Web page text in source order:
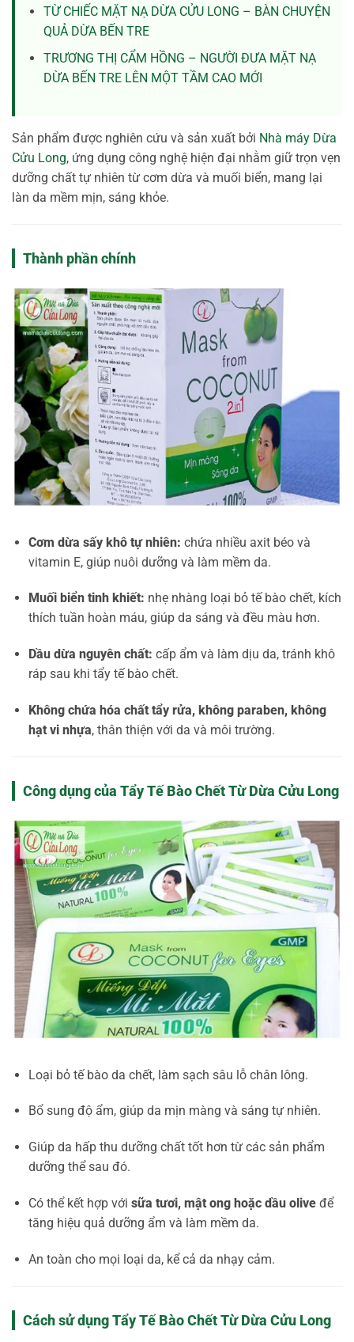
TỪ CHIẾC MẶT NẠ DỪA CỬU LONG – BÀN CHUYỆN
QUẢ DỪA BẾN TRE
TRƯƠNG THỊ CẨM HỒNG – NGƯỜI ĐƯA MẶT NẠ
DỪA BẾN TRE LÊN MỘT TẦM CAO MỚI
Sản phẩm được nghiên cứu và sản xuất bởi Nhà máy Dừa
Cửu Long, ứng dụng công nghệ hiện đại nhằm giữ trọn vẹn
dưỡng chất tự nhiên từ cơm dừa và muối biển, mang lại
làn da mềm mịn, sáng khỏe.
Thành phần chính
Cơm dừa sấy khô tự nhiên: chứa nhiều axit béo và
vitamin E, giúp nuôi dưỡng và làm mềm da.
Muối biển tinh khiết: nhẹ nhàng loại bỏ tế bào chết, kích
thích tuần hoàn máu, giúp da sáng và đều màu hơn.
Dầu dừa nguyên chất: cấp ẩm và làm dịu da, tránh khô
ráp sau khi tẩy tế bào chết.
Không chứa hóa chất tẩy rửa, không paraben, không
hạt vi nhựa, thân thiện với da và môi trường.
Công dụng của Tẩy Tế Bào Chết Từ Dừa Cửu Long
Loại bỏ tế bào da chết, làm sạch sâu lỗ chân lông.
Bổ sung độ ẩm, giúp da mịn màng và sáng tự nhiên.
Giúp da hấp thu dưỡng chất tốt hơn từ các sản phẩm
dưỡng thể sau đó.
Có thể kết hợp với sữa tươi, mật ong hoặc dầu oliveđể
tăng hiệu quả dưỡng ẩm và làm mềm da.
An toàn cho mọi loại da, kể cả da nhạy cảm.
Cách sử dụng Tẩy Tế Bào Chết Từ Dừa Cửu Long